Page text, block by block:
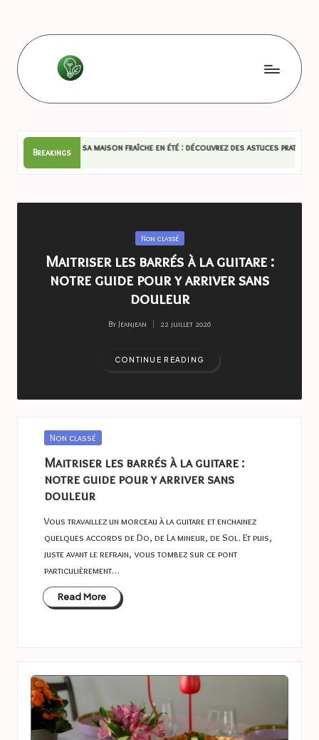
content
L
s
b
o
e
u
e
s
Breakings
sa maison fraîche en été : découvrez des astuces pratiques !
Posted
Non classé
Maitriser les barrés à la guitare :
notre guide pour y arriver sans
douleur
Posted
By Jeanjean 22 juillet 2026
CONTINUE READING
Posted
Non classé
Maitriser les barrés à la guitare :
notre guide pour y arriver sans
douleur
Vous travaillez un morceau à la guitare et enchainez
quelques accords de Do, de La mineur, de Sol. Et puis,
juste avant le refrain, vous tombez sur ce pont
particulièrement…
Read More